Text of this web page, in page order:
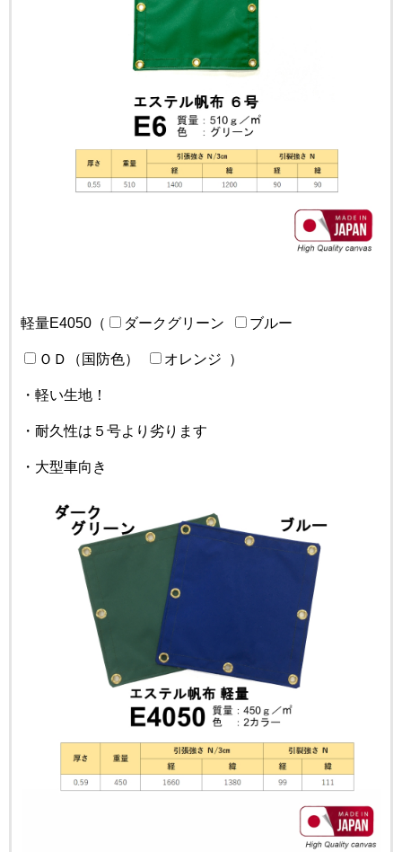
軽量E4050（ ダークグリーン ブルー
ＯＤ（国防色） オレンジ ）
・軽い生地！
・耐久性は５号より劣ります
・大型車向き